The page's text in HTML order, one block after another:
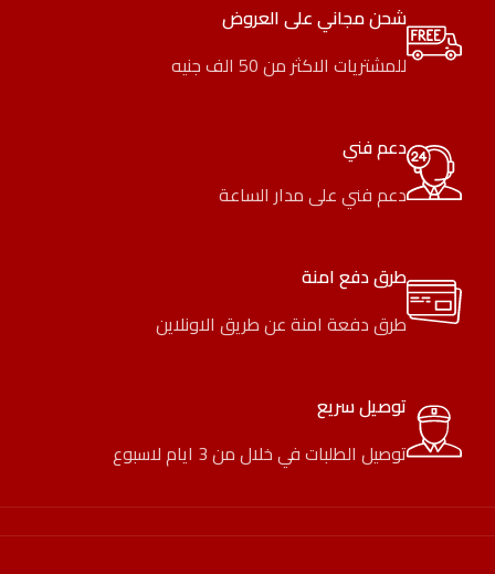
شحن مجاني على العروض
للمشتريات الاكثر من 50 الف جنيه
دعم فني
دعم فني على مدار الساعة
طرق دفع امنة
طرق دفعة امنة عن طريق الاونلاين
توصيل سريع
توصيل الطلبات في خلال من 3 ايام لاسبوع